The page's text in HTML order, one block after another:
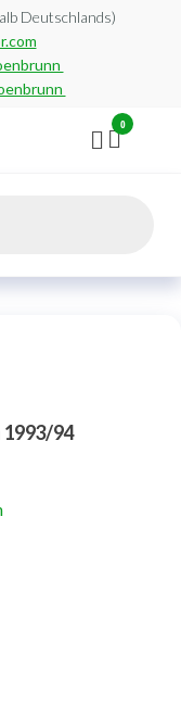
Deutschlands)
0
1993/94